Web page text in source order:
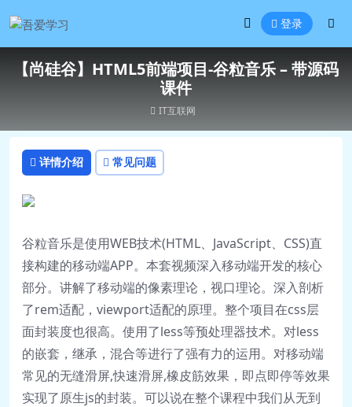
登录
【尚硅谷】HTML5前端项目-谷粒音乐 – 带源码
课件
IT互联网
详情介绍 常见问题
谷粒音乐是使用WEB技术(HTML、JavaScript、CSS)直
接构建的移动端APP。本套视频深入移动端开发的核心
部分。讲解了移动端的像素理论，视口理论。深入剖析
了rem适配，viewport适配的原理。整个项目在css层
面封装度也很高。使用了less等预处理器技术。对less
的嵌套，继承，混合等进行了强有力的运用。对移动端
常见的无缝滑屏,快速滑屏,橡皮筋效果，即点即停等效果
实现了原生js的封装。可以说在整个课程中我们从无到